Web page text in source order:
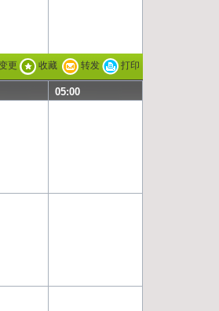
更 收藏 转发 打印
05:00